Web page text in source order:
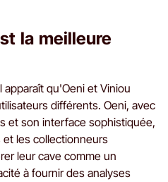
la meilleure
qu'Oeni et Viniou
différents. Oeni, avec
et son interface sophistiquée,
les collectionneurs
leur cave comme un
à fournir des analyses